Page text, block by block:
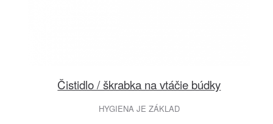
Čistidlo / škrabka na vtáčie búdky
HYGIENA JE ZÁKLAD